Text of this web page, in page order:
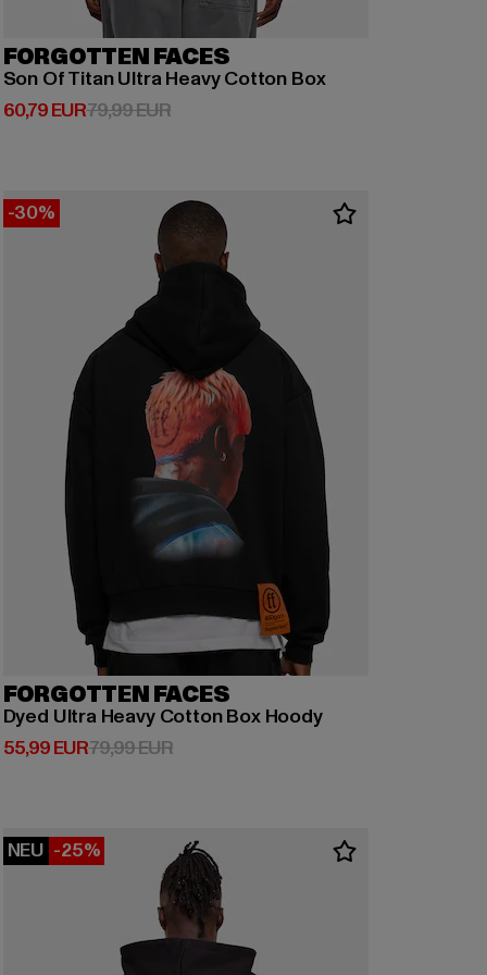
FORGOTTEN FACES
Son Of Titan Ultra Heavy Cotton Box
60,79 EUR
Derzeitiger Preis: 60,79 EUR
79,99 EURAktionspreis: 79,99 EUR
-30%
FORGOTTEN FACES
Dyed Ultra Heavy Cotton Box Hoody
55,99 EUR
Derzeitiger Preis: 55,99 EUR
79,99 EURAktionspreis: 79,99 EUR
NEU -25%